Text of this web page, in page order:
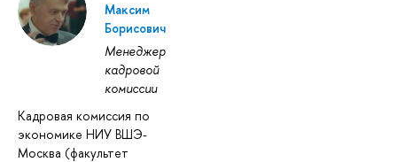
Максим
Борисович
Менеджер
кадровой
комиссии
Кадровая комиссия по
экономике НИУ ВШЭ-
Москва (факультет